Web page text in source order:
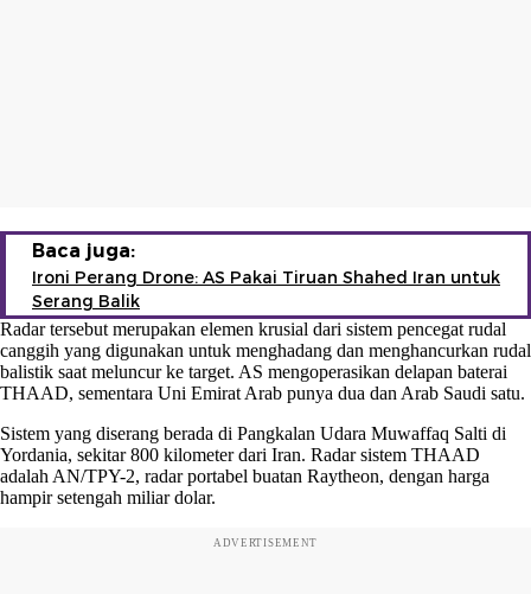
Baca juga:
Ironi Perang Drone: AS Pakai Tiruan Shahed Iran untuk
Serang Balik
Radar tersebut merupakan elemen krusial dari sistem pencegat rudal
canggih yang digunakan untuk menghadang dan menghancurkan rudal
balistik saat meluncur ke target. AS mengoperasikan delapan baterai
THAAD, sementara Uni Emirat Arab punya dua dan Arab Saudi satu.
Sistem yang diserang berada di Pangkalan Udara Muwaffaq Salti di
Yordania, sekitar 800 kilometer dari Iran. Radar sistem THAAD
adalah AN/TPY-2, radar portabel buatan Raytheon, dengan harga
hampir setengah miliar dolar.
ADVERTISEMENT